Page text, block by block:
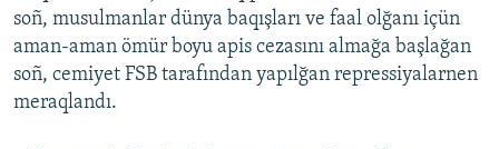
soñ, musulmanlar dünya baqışları ve faal olğanı içün
aman-aman ömür boyu apis cezasını almağa başlağan
soñ, cemiyet FSB tarafından yapılğan repressiyalarnen
meraqlandı.